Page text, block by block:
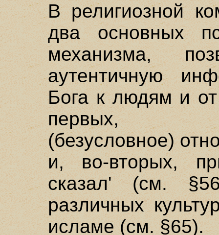
В религиозной
два основных
механизма,
аутентичную
Бога к людям и
первых,
(безусловное)
и, во-вторых,
сказал' (см.
различных
исламе (см. §65).